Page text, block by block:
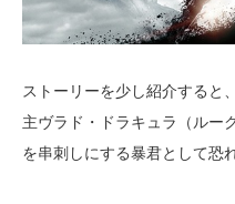
ストーリーを少し紹介すると
主ヴラド・ドラキュラ（ルー
を串刺しにする暴君として恐